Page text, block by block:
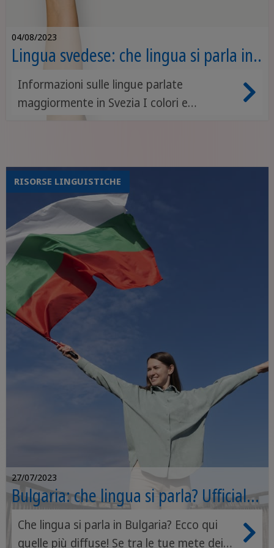
04/08/2023
Lingua svedese: che lingua si parla in
Svezia e qual è quella ufficiale?
Informazioni sulle lingue parlate
maggiormente in Svezia I colori e
l’incredibile ricchezza naturalistica della
farlo è necessario sapere che lingua si
parla in Svezia.
RISORSE LINGUISTICHE
27/07/2023
Bulgaria: che lingua si parla? Ufficiale
e parlata
Che lingua si parla in Bulgaria? Ecco qui
quelle più diffuse! Se tra le tue mete dei